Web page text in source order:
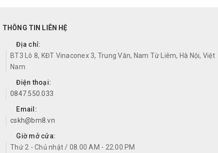
THÔNG TIN LIÊN HỆ
Địa chỉ:
BT3 Lô 8, KĐT Vinaconex 3, Trung Văn, Nam Từ Liêm, Hà Nội, Việt
Nam
Điện thoại:
0847.550.033
Email:
cskh@bm8.vn
Giờ mở cửa:
Thứ 2 - Chủ nhật / 08.00 AM - 22.00 PM